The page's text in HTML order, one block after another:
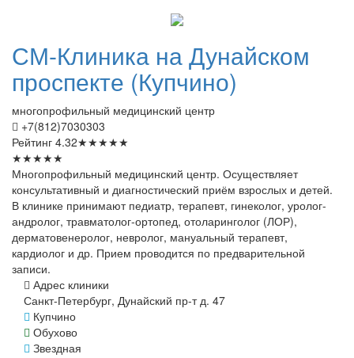
СМ-Клиника на Дунайском
проспекте (Купчино)
многопрофильный медицинский центр
+7(812)7030303
Рейтинг 4.32★★★★★
★★★★★
Многопрофильный медицинский центр. Осуществляет
консультативный и диагностический приём взрослых и детей.
В клинике принимают педиатр, терапевт, гинеколог, уролог-
андролог, травматолог-ортопед, отоларинголог (ЛОР),
дерматовенеролог, невролог, мануальный терапевт,
кардиолог и др. Прием проводится по предварительной
записи.
Адрес клиники
Санкт-Петербург, Дунайский пр-т д. 47
Купчино
Обухово
Звездная